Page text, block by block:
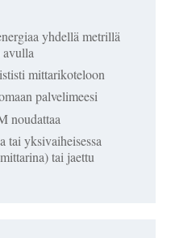
yhdellä metrillä
mittarikoteloon
palvelimeesi
noudattaa
tai yksivaiheisessa
tai jaettu